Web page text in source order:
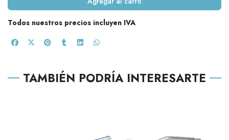
Todos nuestros precios incluyen IVA
TAMBIÉN PODRÍA INTERESARTE